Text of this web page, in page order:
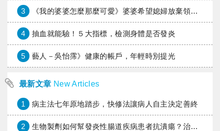
3 《我的婆婆怎麼那麼可愛》婆婆希望媳婦放棄領取已故兒子身故理賠金，可以這樣做嗎？
4 抽血就能驗！５大指標，檢測身體是否發炎
5 藝人－吳怡霈》健康的帳戶，年輕時別提光
最新文章 New Articles
1 病主法七年原地踏步，快修法讓病人自主決定善終
2 生物製劑如何幫發炎性腸道疾病患者抗潰瘍？治療進展與健保給付困境一次看